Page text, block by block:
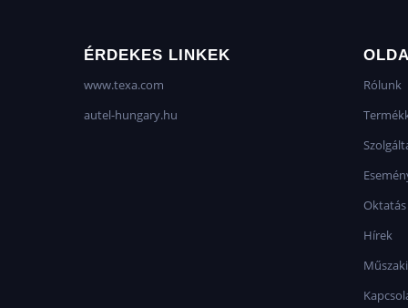
ÉRDEKES LINKEK
www.texa.com
autel-hungary.hu
Rólunk
Oktatás
Hírek